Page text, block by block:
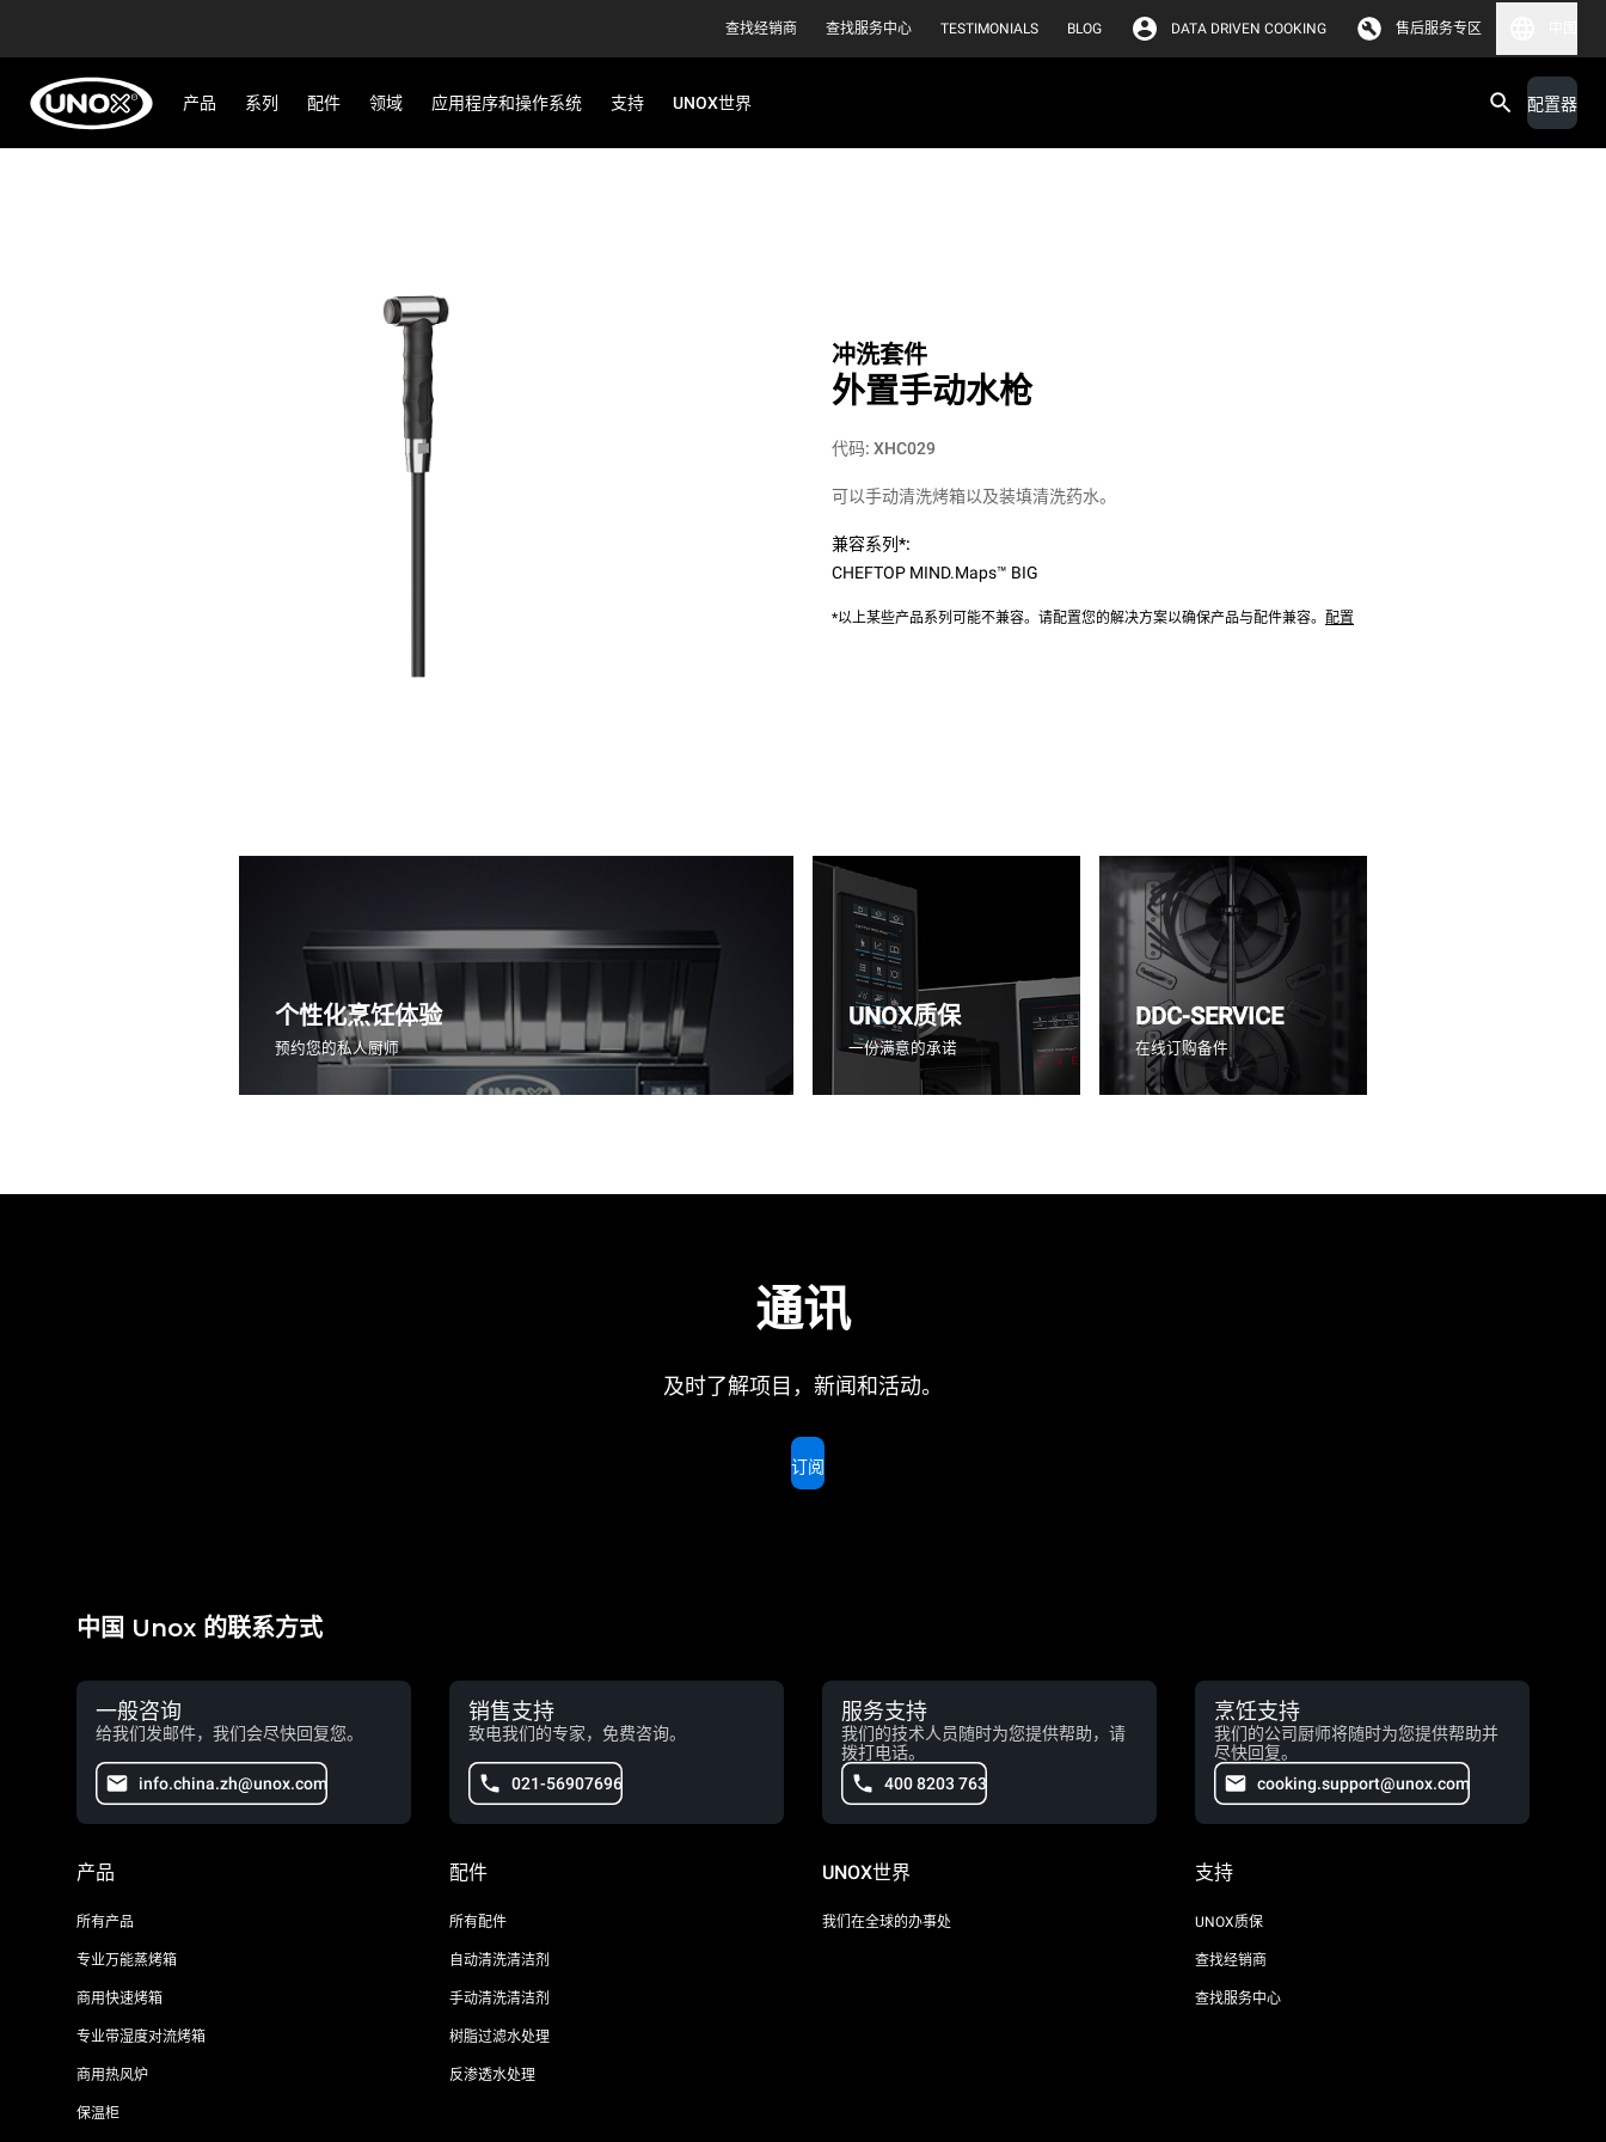
查找经销商 查找服务中心 TESTIMONIALS BLOG DATA DRIVEN COOKING 售后服务专区
产品 系列 配件 领域 应用程序和操作系统 支持 UNOX世界 配置器
冲洗套件
外置手动水枪
代码: XHC029
可以手动清洗烤箱以及装填清洗药水。
兼容系列*:
CHEFTOP MIND.Maps™ BIG
*以上某些产品系列可能不兼容。请配置您的解决方案以确保产品与配件兼容。 配置
个性化烹饪体验
预约您的私人厨师
UNOX质保
一份满意的承诺
DDC-SERVICE
在线订购备件
通讯
及时了解项目，新闻和活动。
订阅
中国 Unox 的联系方式
一般咨询
给我们发邮件，我们会尽快回复您。
info.china.zh@unox.com
销售支持
致电我们的专家，免费咨询。
021-56907696
服务支持
我们的技术人员随时为您提供帮助，请
拨打电话。
400 8203 763
烹饪支持
我们的公司厨师将随时为您提供帮助并
尽快回复。
cooking.support@unox.com
产品
所有产品
专业万能蒸烤箱
商用快速烤箱
专业带湿度对流烤箱
商用热风炉
保温柜
配件
所有配件
自动清洗清洁剂
手动清洗清洁剂
树脂过滤水处理
反渗透水处理
UNOX世界
我们在全球的办事处
支持
UNOX质保
查找经销商
查找服务中心